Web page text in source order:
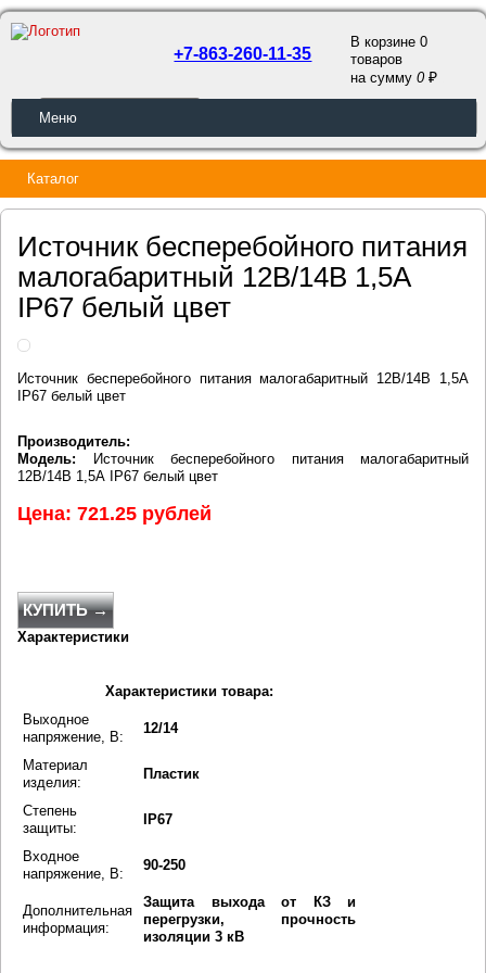
ОБРАТНЫЙ ЗВОНОК
+7-863-260-11-35
В корзине 0
товаров
на сумму0
Меню
Каталог
Источник бесперебойного питания
малогабаритный 12В/14В 1,5А
IP67 белый цвет
Источник бесперебойного питания малогабаритный 12В/14В 1,5А
IP67 белый цвет
Производитель:
Модель: Источник бесперебойного питания малогабаритный
12В/14В 1,5А IP67 белый цвет
Цена: 721.25 рублей
КУПИТЬ →
Характеристики
Характеристики товара:
Выходное
напряжение, В:
12/14
Материал
изделия:
Пластик
Степень
защиты:
IP67
Входное
напряжение, В:
90-250
Дополнительная
информация:
Защита выхода от КЗ и
перегрузки, прочность
изоляции 3 кВ